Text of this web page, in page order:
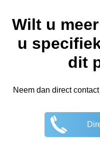
Wilt u
u
dit
Neem dan direct